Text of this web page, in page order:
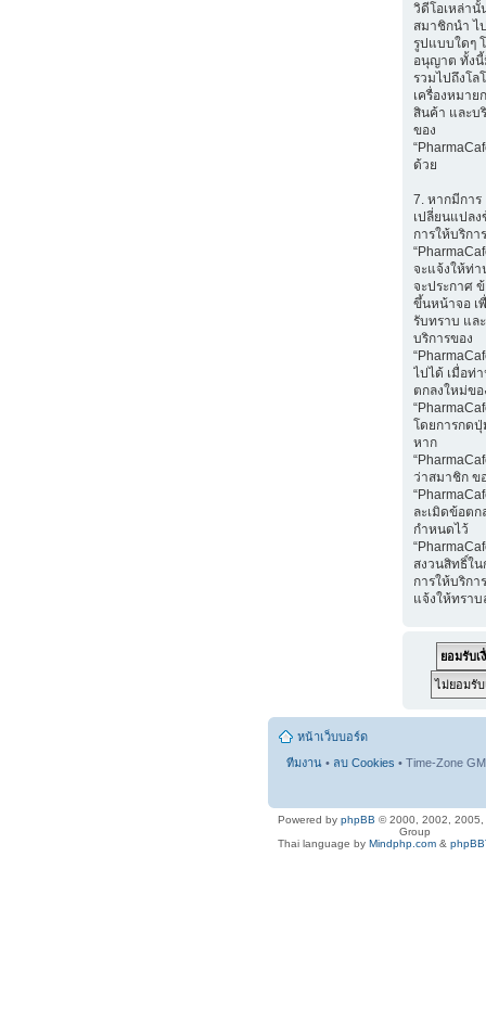
วิดีโอเหล่า
สมาชิกนำ ไ
รูปแบบใดๆ
อนุญาต ทั้ง
รวมไปถึงโล
เครื่องหมาย
สินค้า และบ
ของ
ด้วย
7. หากมีการ
เปลี่ยนแปล
การให้บริการ
จะแจ้งให้ท่
จะประกาศ
ขึ้นหน้าจอ เ
รับทราบ แล
บริการของ
ไปได้ เมื่อท่
ตกลงใหม่ขอ
โดยการกดปุ่
หาก
ว่าสมาชิก ข
ละเมิดข้อตก
กำหนดไว้
สงวนสิทธิ์ใน
การให้บริกา
แจ้งให้ทรา
หน้าเว็บบอร์ด
ทีมงาน • ลบ Cookies • Time-Zone
Powered by phpBB © 2000, 2002,
Group
Thai language by Mindphp.com&